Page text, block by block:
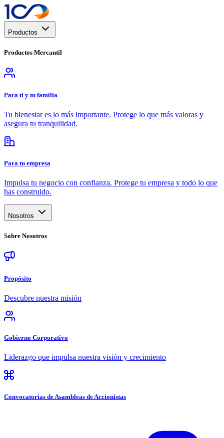
Productos
Productos Mercantil
Para ti y tu familia
Tu bienestar es lo más importante. Protege lo que más valoras y
asegura tu tranquilidad.
Para tu empresa
Impulsa tu negocio con confianza. Protege tu empresa y todo lo que
has construido.
Nosotros
Sobre Nosotros
Propósito
Descubre nuestra misión
Gobierno Corporativo
Liderazgo que impulsa nuestra visión y crecimiento
Convocatorias de Asambleas de Accionistas